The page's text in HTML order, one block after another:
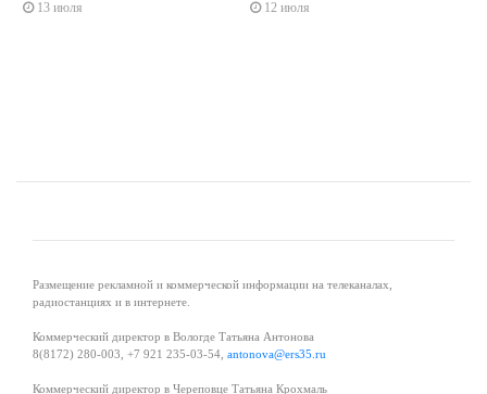
13 июля 12 июля
Размещение рекламной и коммерческой информации на телеканалах,
радиостанциях и в интернете.
Коммерческий директор в Вологде Татьяна Антонова
8(8172) 280-003, +7 921 235-03-54, antonova@ers35.ru
Коммерческий директор в Череповце Татьяна Крохмаль